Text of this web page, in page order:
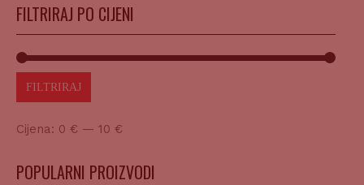
FILTRIRAJ PO CIJENI
FILTRIRAJ
Cijena: 0 € — 10 €
POPULARNI PROIZVODI